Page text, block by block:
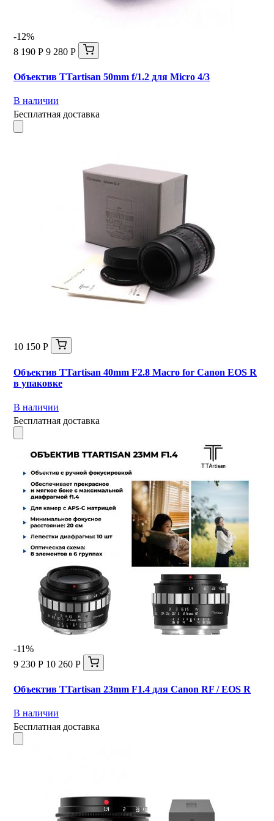
-12%
8 190 Р 9 280 Р
Объектив TTartisan 50mm f/1.2 для Micro 4/3
В наличии
Бесплатная доставка
10 150 Р
Объектив TTartisan 40mm F2.8 Macro for Canon EOS R
в упаковке
В наличии
Бесплатная доставка
-11%
9 230 Р 10 260 Р
Объектив TTartisan 23mm F1.4 для Canon RF / EOS R
В наличии
Бесплатная доставка